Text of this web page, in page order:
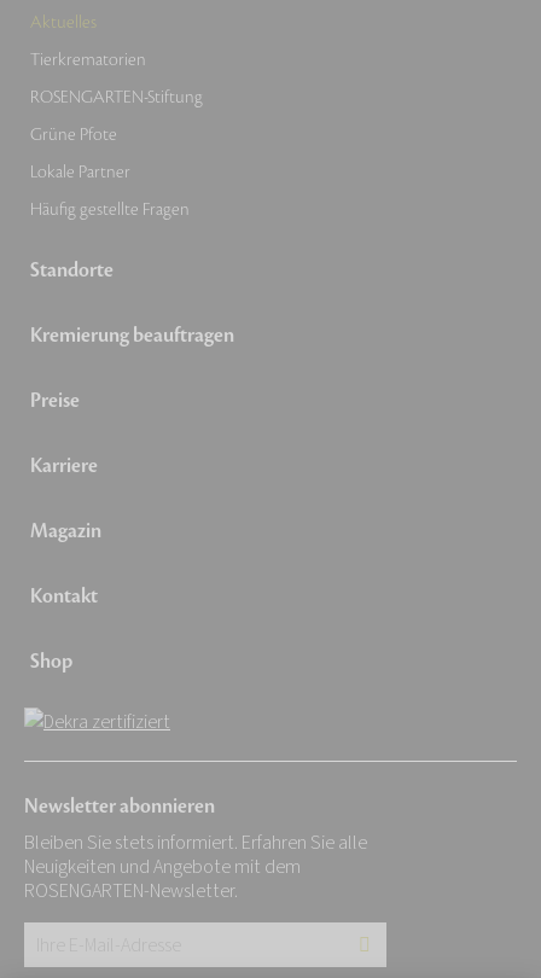
Aktuelles
Tierkrematorien
ROSENGARTEN-Stiftung
Grüne Pfote
Lokale Partner
Häufig gestellte Fragen
Standorte
Kremierung beauftragen
Preise
Karriere
Magazin
Kontakt
Shop
Newsletter abonnieren
Bleiben Sie stets informiert. Erfahren Sie alle
Neuigkeiten und Angebote mit dem
ROSENGARTEN-Newsletter.